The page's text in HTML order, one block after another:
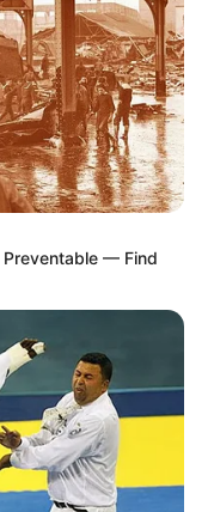
Preventable — Find